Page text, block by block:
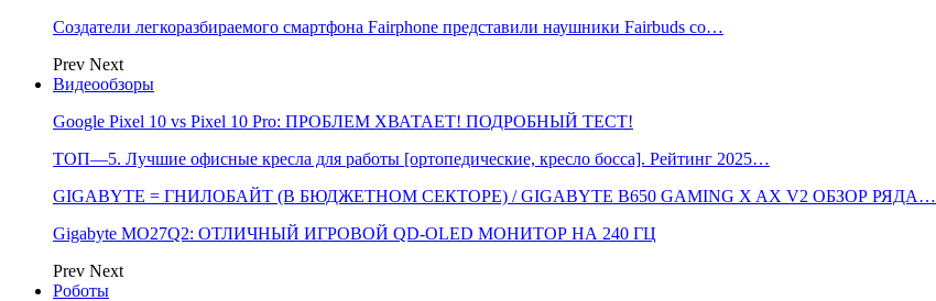
Создатели легкоразбираемого смартфона Fairphone представили наушники Fairbuds со…
Prev Next
Видеообзоры
Google Pixel 10 vs Pixel 10 Pro: ПРОБЛЕМ ХВАТАЕТ! ПОДРОБНЫЙ ТЕСТ!
ТОП—5. Лучшие офисные кресла для работы [ортопедические, кресло босса]. Рейтинг 2025…
GIGABYTE = ГНИЛОБАЙТ (В БЮДЖЕТНОМ СЕКТОРЕ) / GIGABYTE B650 GAMING X AX V2 ОБЗОР РЯДА…
Gigabyte MO27Q2: ОТЛИЧНЫЙ ИГРОВОЙ QD-OLED МОНИТОР НА 240 ГЦ
Prev Next
Роботы